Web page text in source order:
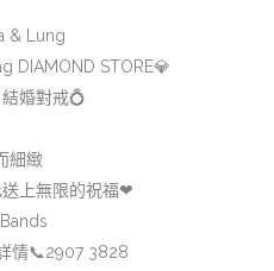
& Lung
DIAMOND STORE💎
婚對戒💍
細緻
上無限的祝福❤
情📞2907 3828